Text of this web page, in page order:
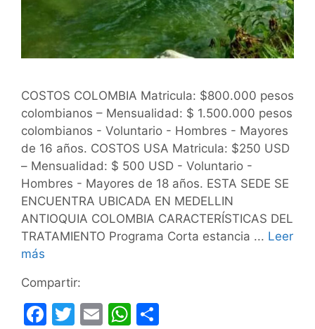
COSTOS COLOMBIA Matricula: $800.000 pesos
colombianos – Mensualidad: $ 1.500.000 pesos
colombianos - Voluntario - Hombres - Mayores
de 16 años. COSTOS USA Matricula: $250 USD
– Mensualidad: $ 500 USD - Voluntario -
Hombres - Mayores de 18 años. ESTA SEDE SE
ENCUENTRA UBICADA EN MEDELLIN
ANTIOQUIA COLOMBIA CARACTERÍSTICAS DEL
TRATAMIENTO Programa Corta estancia ... Leer
más
Compartir:
F
T
E
W